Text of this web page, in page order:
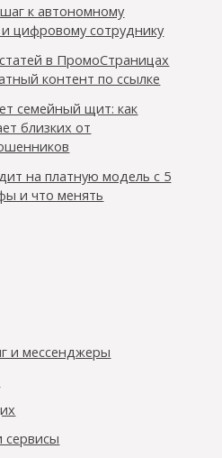
шаг к автономному
и цифровому сотруднику
в ПромоСтраницах
контент по ссылке
семейный щит: как
близких от
на платную модель с 5
и что менять
и мессенджеры
сервисы